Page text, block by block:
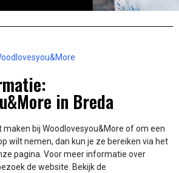
in Breda
bij Woodlovesyou&More of om een
wilt nemen, dan kun je ze bereiken via het
pagina. Voor meer informatie over
de website. Bekijk de